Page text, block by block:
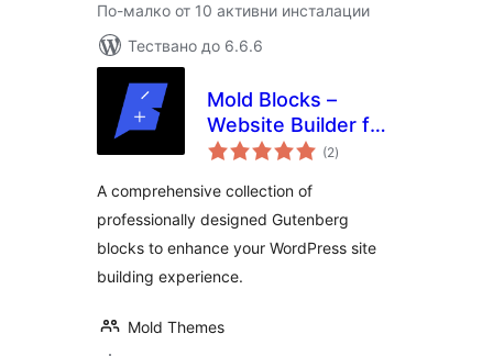
По-малко от 10 активни инсталации
Тествано до 6.6.6
Mold Blocks –
Website Builder for
the Block Editor |
(2общо
оценки
)
A comprehensive collection of
professionally designed Gutenberg
blocks to enhance your WordPress site
building experience.
Mold Themes